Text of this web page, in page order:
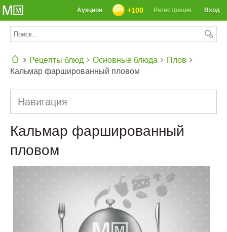
Вход
Регистрация
+100
Аукцион
Рецепты блюд Основные блюда
Плов
Кальмар фаршированный пловом
Навигация
Кальмар фаршированный
пловом